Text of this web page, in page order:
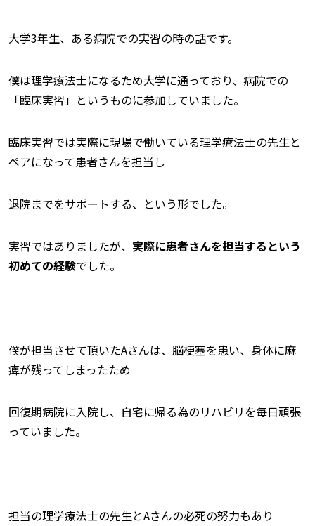
大学3年生、ある病院での実習の時の話です。
僕は理学療法士になるため大学に通っており、病院での
「臨床実習」というものに参加していました。
臨床実習では実際に現場で働いている理学療法士の先生と
ペアになって患者さんを担当し
退院までをサポートする、という形でした。
実習ではありましたが、 実際に患者さんを担当するという
初めての経験でした。
僕が担当させて頂いたAさんは、脳梗塞を患い、身体に麻
痺が残ってしまったため
回復期病院に入院し、自宅に帰る為のリハビリを毎日頑張
っていました。
担当の理学療法士の先生とAさんの必死の努力もあり